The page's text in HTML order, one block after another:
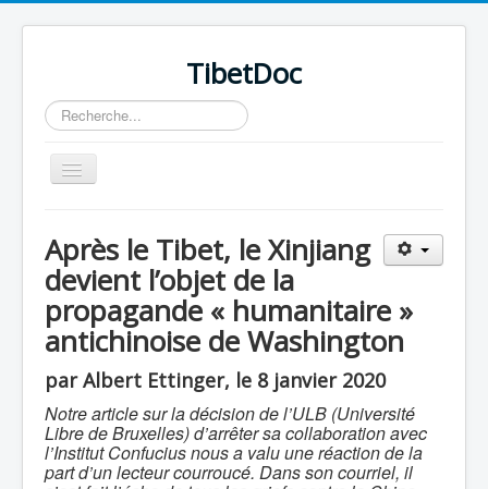
TibetDoc
Rechercher
Basculer
la
Après le Tibet, le Xinjiang
devient l’objet de la
propagande « humanitaire »
antichinoise de Washington
par Albert Ettinger, le 8 janvier 2020
Notre article sur la décision de l’ULB (Université
Libre de Bruxelles) d’arrêter sa collaboration avec
l’Institut Confucius nous a valu une réaction de la
part d’un lecteur courroucé. Dans son courriel, il